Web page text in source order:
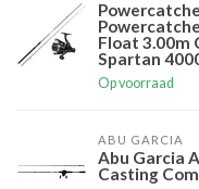
Float 3.00m
Spartan
Op voorraad
ABU GARCIA
Abu Garcia
Casting